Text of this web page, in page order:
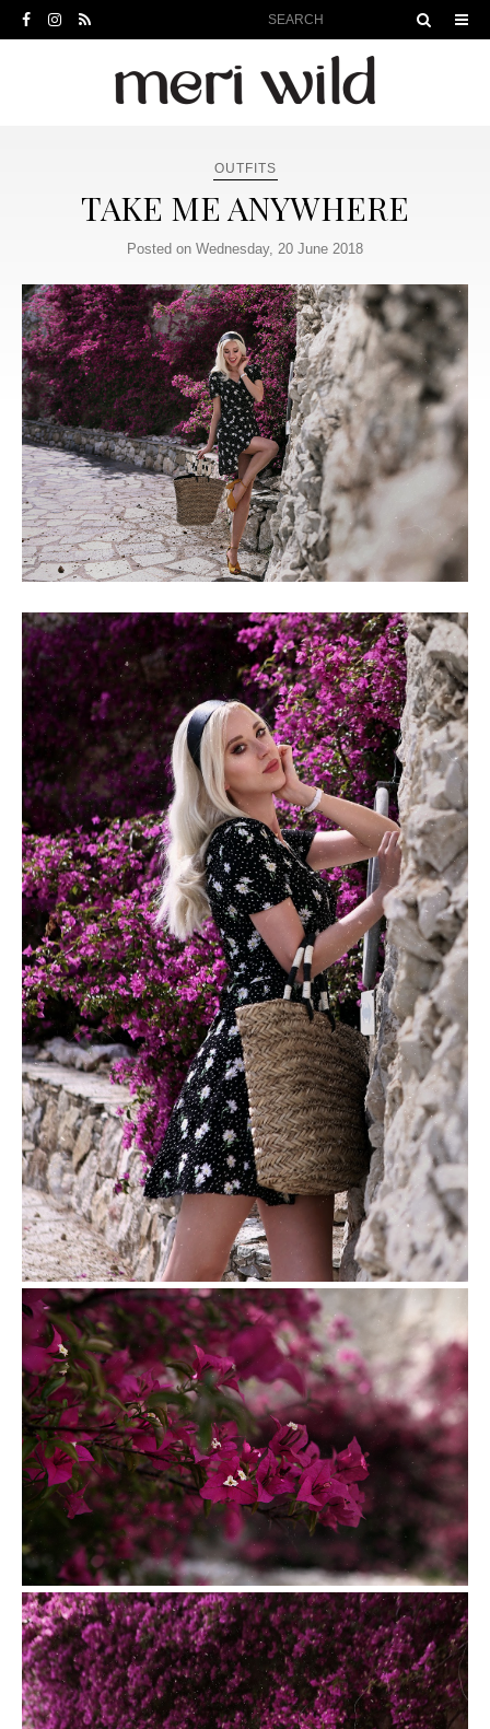
OUTFITS
TAKE ME ANYWHERE
Posted on Wednesday, 20 June 2018